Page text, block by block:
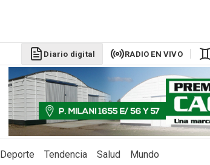
Diario digital RADIO EN VIVO
Deporte Tendencia Salud Mundo